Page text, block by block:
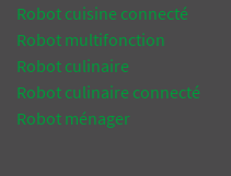
Robot cuisine connecté
Robot multifonction
Robot culinaire
Robot culinaire connecté
Robot ménager